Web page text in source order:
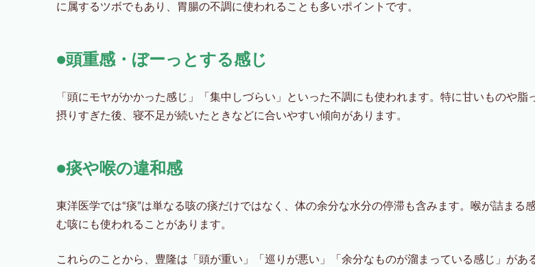
に属するツボでもあり、胃腸の不調に使われることも多いポイントです。
●頭重感・ぼーっとする感じ
「頭にモヤがかかった感じ」「集中しづらい」といった不調にも使われます。特に甘いものや脂
摂りすぎた後、寝不足が続いたときなどに合いやすい傾向があります。
●痰や喉の違和感
東洋医学では“痰”は単なる咳の痰だけではなく、体の余分な水分の停滞も含みます。喉が詰まる
む咳にも使われることがあります。
これらのことから、豊隆は「頭が重い」「巡りが悪い」「余分なものが溜まっている感じ」があ